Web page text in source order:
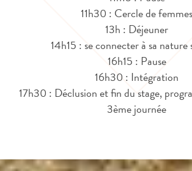
11h30 : Cercle de femmes
13h : Déjeuner
14h15 : se connecter à sa nature
16h15 : Pause
16h30 : Intégration
17h30 : Déclusion et fin du stage,
3ème journée